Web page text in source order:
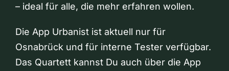
– ideal für alle, die mehr erfahren wollen.
Die App Urbanist ist aktuell nur für
Osnabrück und für interne Tester verfügbar.
Das Quartett kannst Du auch über die App